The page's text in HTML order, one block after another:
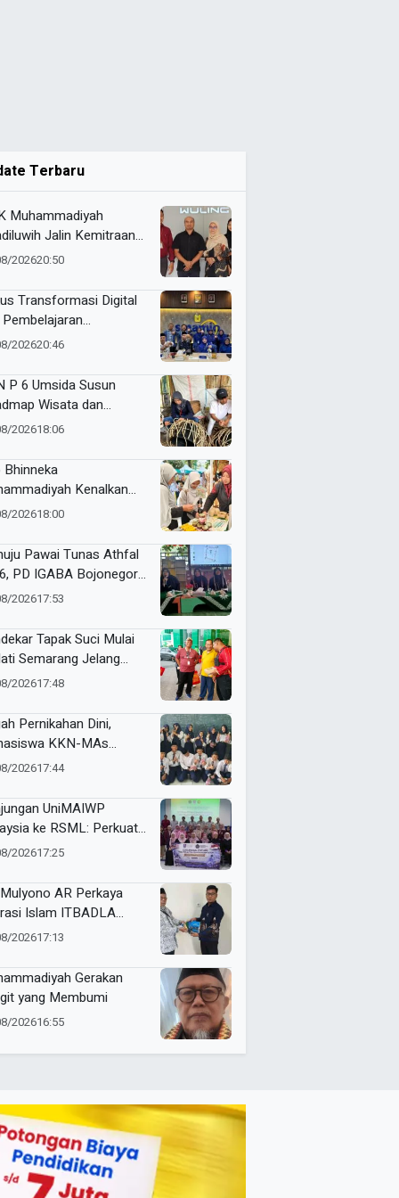
Terbaru
Muhammadiyah
Jalin Kemitraan
dengan Wuling,
Program Magang
202620:50
Transformasi Digital
Smamio Gelar
202620:46
P 6 Umsida Susun
Wisata dan
UMKM Halal Desa
202618:06
Bhinneka
Kenalkan
Perempuan Muda
Aisyiyah
202618:00
Pawai Tunas Athfal
PD IGABA Bojonegoro
Persepsi dan
202617:53
Tapak Suci Mulai
Semarang Jelang
XVI Sedunia
202617:48
Pernikahan Dini,
KKN-MAs
100 Edukasi Siswa
202617:44
UniMAIWP
ke RSML: Perkuat
Manajemen Rumah
202617:25
AR Perkaya
Islam ITBADLA
Hibah Buku Materi
202617:13
Gerakan
yang Membumi
202616:55